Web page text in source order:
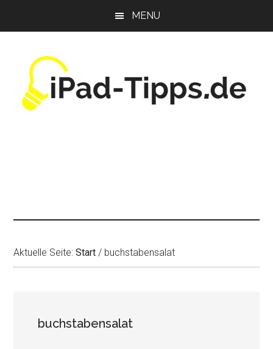
MENU
Aktuelle Seite:Start / buchstabensalat
buchstabensalat